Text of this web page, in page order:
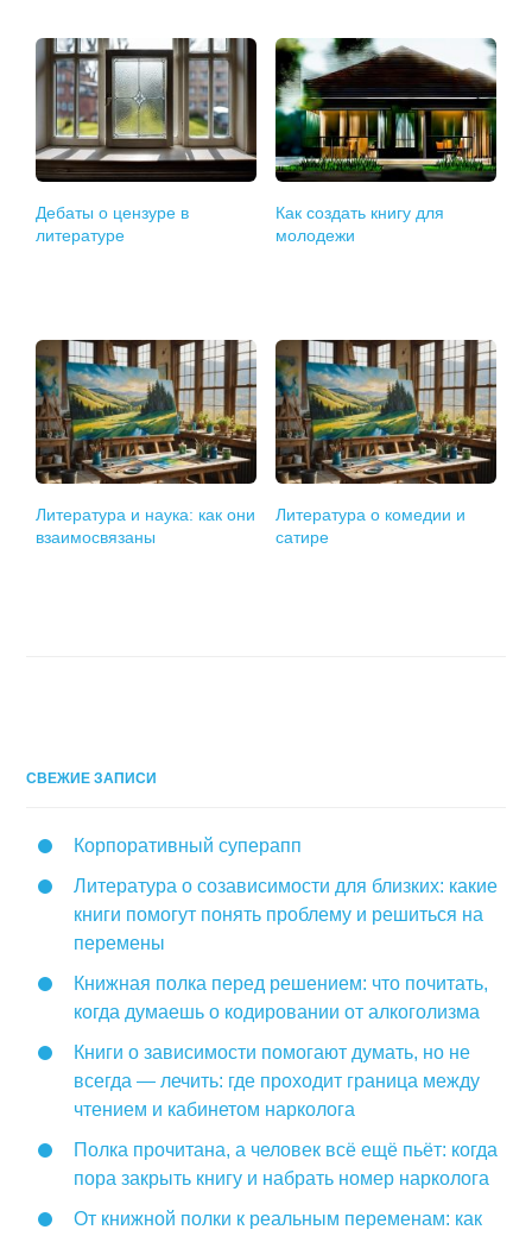
Дебаты о цензуре в
литературе
Как создать книгу для
молодежи
Литература и наука: как они
взаимосвязаны
Литература о комедии и
сатире
СВЕЖИЕ ЗАПИСИ
Корпоративный суперапп
Литература о созависимости для близких: какие
книги помогут понять проблему и решиться на
перемены
Книжная полка перед решением: что почитать,
когда думаешь о кодировании от алкоголизма
Книги о зависимости помогают думать, но не
всегда — лечить: где проходит граница между
чтением и кабинетом нарколога
Полка прочитана, а человек всё ещё пьёт: когда
пора закрыть книгу и набрать номер нарколога
От книжной полки к реальным переменам: как